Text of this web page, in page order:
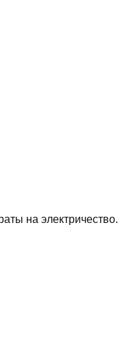
на электричество.